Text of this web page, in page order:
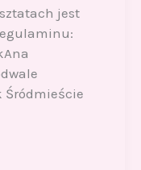
jest
Śródmieście